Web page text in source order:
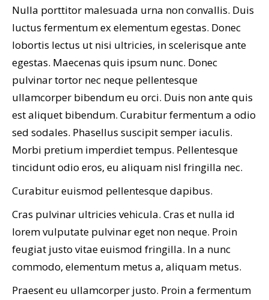
Nulla porttitor malesuada urna non convallis. Duis
luctus fermentum ex elementum egestas. Donec
lobortis lectus ut nisi ultricies, in scelerisque ante
egestas. Maecenas quis ipsum nunc. Donec
pulvinar tortor nec neque pellentesque
ullamcorper bibendum eu orci. Duis non ante quis
est aliquet bibendum. Curabitur fermentum a odio
sed sodales. Phasellus suscipit semper iaculis.
Morbi pretium imperdiet tempus. Pellentesque
tincidunt odio eros, eu aliquam nisl fringilla nec.
Curabitur euismod pellentesque dapibus.
Cras pulvinar ultricies vehicula. Cras et nulla id
lorem vulputate pulvinar eget non neque. Proin
feugiat justo vitae euismod fringilla. In a nunc
commodo, elementum metus a, aliquam metus.
Praesent eu ullamcorper justo. Proin a fermentum